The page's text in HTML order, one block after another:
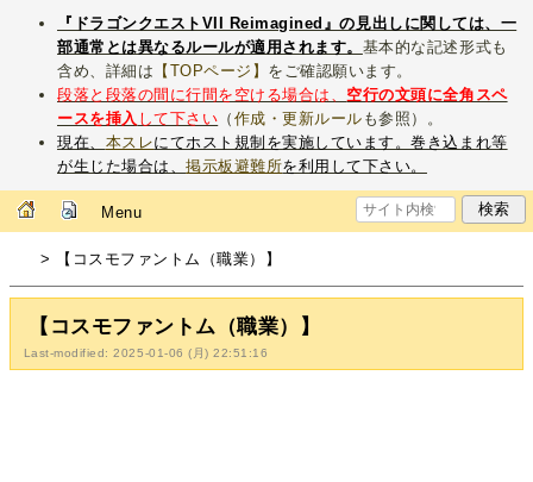
『ドラゴンクエストVII Reimagined』の見出しに関しては、一
部通常とは異なるルールが適用されます。 基本的な記述形式も
含め、詳細は 【TOPページ】 をご確認願います。
段落と段落の間に行間を空ける場合は、 空行の文頭に全角スペ
ースを挿入 して下さい （ 作成・更新ルール も参照）。
現在、 本スレにてホスト規制を実施しています。巻き込まれ等
が生じた場合は、掲示板避難所を利用して下さい。
Menu
> 【コスモファントム（職業）】
【コスモファントム（職業）】
Last-modified: 2025-01-06 (月) 22:51:16